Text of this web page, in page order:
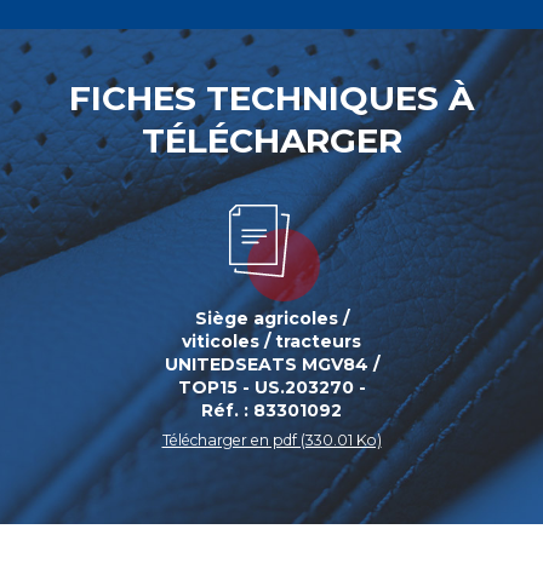
FICHES TECHNIQUES À
TÉLÉCHARGER
Siège agricoles /
viticoles / tracteurs
UNITEDSEATS MGV84 /
TOP15 - US.203270 -
Réf. : 83301092
Télécharger en pdf (330.01 Ko)